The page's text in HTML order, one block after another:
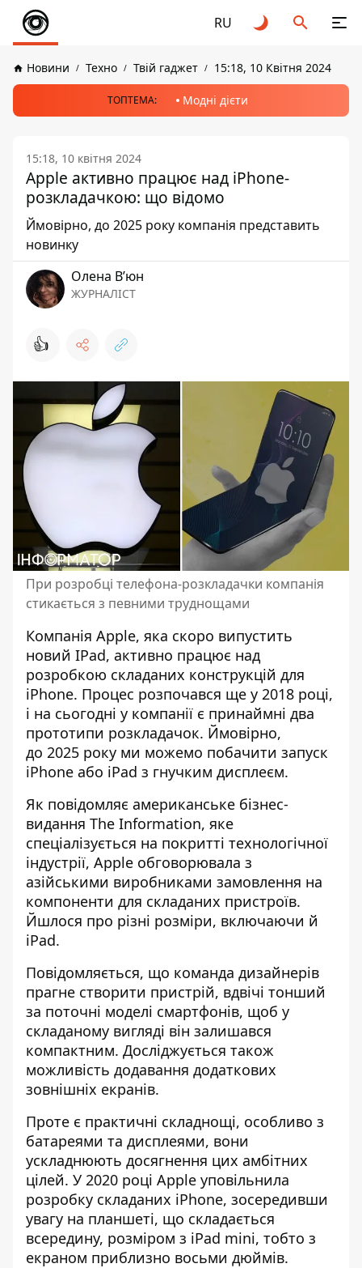
RU
Новини Техно Твій гаджет 15:18, 10 Квітня 2024
ТОПТЕМА: Модні дієти
15:18, 10 квітня 2024
Apple активно працює над iPhone-
розкладачкою: що відомо
Ймовірно, до 2025 року компанія представить
новинку
Олена Вʼюн
ЖУРНАЛІСТ
👍
При розробці телефона-розкладачки компанія
стикається з певними труднощами
Компанія Apple, яка скоро випустить
новий IPad, активно працює над
розробкою складаних конструкцій для
iPhone. Процес розпочався ще у 2018 році,
і на сьогодні у компанії є принаймні два
прототипи розкладачок. Ймовірно,
до 2025 року ми можемо побачити запуск
iPhone або iPad з гнучким дисплеєм.
Як повідомляє американське бізнес-
видання The Information, яке
спеціалізується на покритті технологічної
індустрії, Apple обговорювала з
азійськими виробниками замовлення на
компоненти для складаних пристроїв.
Йшлося про різні розміри, включаючи й
iPad.
Повідомляється, що команда дизайнерів
прагне створити пристрій, вдвічі тонший
за поточні моделі смартфонів, щоб у
складаному вигляді він залишався
компактним. Досліджується також
можливість додавання додаткових
зовнішніх екранів.
Проте є практичні складнощі, особливо з
батареями та дисплеями, вони
ускладнюють досягнення цих амбітних
цілей. У 2020 році Apple уповільнила
розробку складаних iPhone, зосередивши
увагу на планшеті, що складається
всередину, розміром з iPad mini, тобто з
екраном приблизно восьми дюймів.